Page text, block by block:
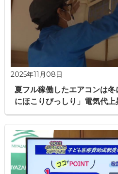
2025年11月08日
夏フル稼働したエアコンは
にほこりびっしり」電気代